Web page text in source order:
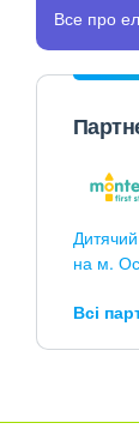
Все про
на м.
Всі